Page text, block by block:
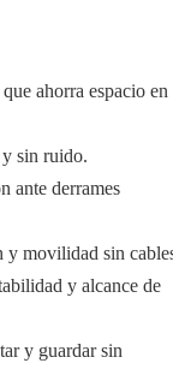
ahorra espacio en
sin ruido.
ante derrames
y movilidad sin
y alcance de
y guardar sin